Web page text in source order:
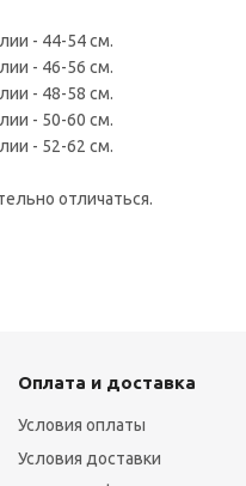
- 44-54 см.
- 46-56 см.
- 48-58 см.
- 50-60 см.
- 52-62 см.
отличаться.
Оплата и доставка
Условия оплаты
Условия доставки